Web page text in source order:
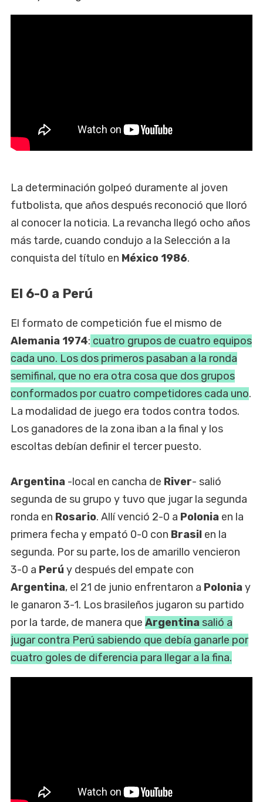
La determinación golpeó duramente al joven
futbolista, que años después reconoció que lloró
al conocer la noticia. La revancha llegó ocho años
más tarde, cuando condujo a la Selección a la
conquista del título en México 1986.
El 6-0 a Perú
El formato de competición fue el mismo de
Alemania 1974: cuatro grupos de cuatro equipos
cada uno. Los dos primeros pasaban a la ronda
semifinal, que no era otra cosa que dos grupos
conformados por cuatro competidores cada uno.
La modalidad de juego era todos contra todos.
Los ganadores de la zona iban a la final y los
escoltas debían definir el tercer puesto.
Argentina -local en cancha de River- salió
segunda de su grupo y tuvo que jugar la segunda
ronda en Rosario. Allí venció 2-0 a Polonia en la
primera fecha y empató 0-0 con Brasil en la
segunda. Por su parte, los de amarillo vencieron
3-0 a Perúy después del empate con
Argentina, el 21 de junio enfrentaron a Poloniay
le ganaron 3-1. Los brasileños jugaron su partido
por la tarde, de manera que Argentina salió a
jugar contra Perú sabiendo que debía ganarle por
cuatro goles de diferencia para llegar a la fina.